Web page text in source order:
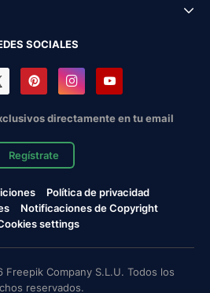
SOCIALES
directamente en tu email
Regístrate
Política de privacidad
Notificaciones de Copyright
settings
Company S.L.U. Todos los
reservados.